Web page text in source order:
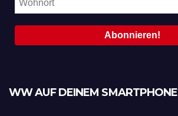
WW AUF DEINEM SMARTPHONE